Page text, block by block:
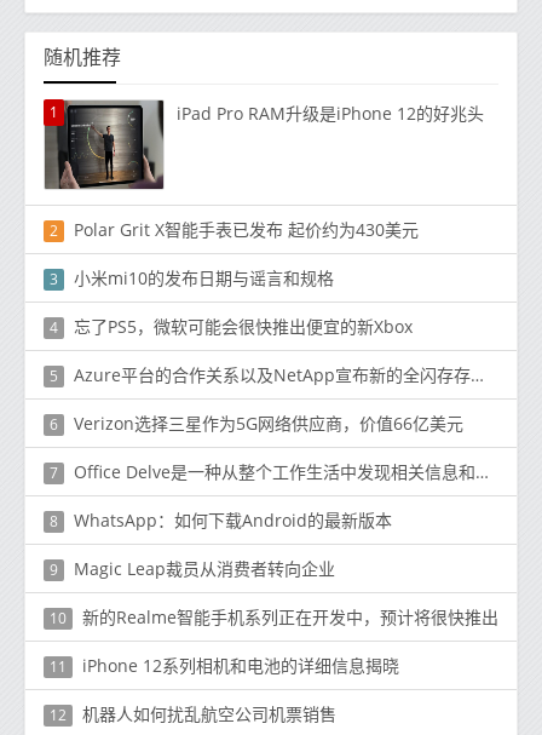
随机推荐
1 iPad Pro RAM升级是iPhone 12的好兆头
2 Polar Grit X智能手表已发布 起价约为430美元
3 小米mi10的发布日期与谣言和规格
4 忘了PS5，微软可能会很快推出便宜的新Xbox
5 Azure平台的合作关系以及NetApp宣布新的全闪存存储系统对于中端客户
6 Verizon选择三星作为5G网络供应商，价值66亿美元
7 Office Delve是一种从整个工作生活中发现相关信息和联系的新方法
8 WhatsApp：如何下载Android的最新版本
9 Magic Leap裁员从消费者转向企业
10 新的Realme智能手机系列正在开发中，预计将很快推出
11 iPhone 12系列相机和电池的详细信息揭晓
12 机器人如何扰乱航空公司机票销售